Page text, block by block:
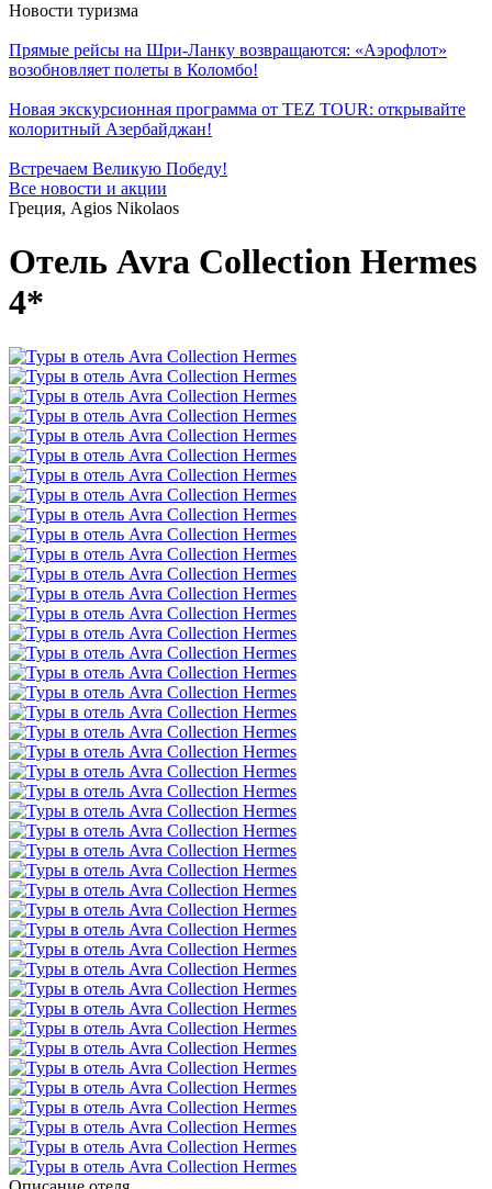
Новости туризма
Прямые рейсы на Шри-Ланку возвращаются: «Аэрофлот»
возобновляет полеты в Коломбо!
Новая экскурсионная программа от TEZ TOUR: открывайте
колоритный Азербайджан!
Встречаем Великую Победу!
Все новости и акции
Греция, Agios Nikolaos
Отель Avra Collection Hermes
4*